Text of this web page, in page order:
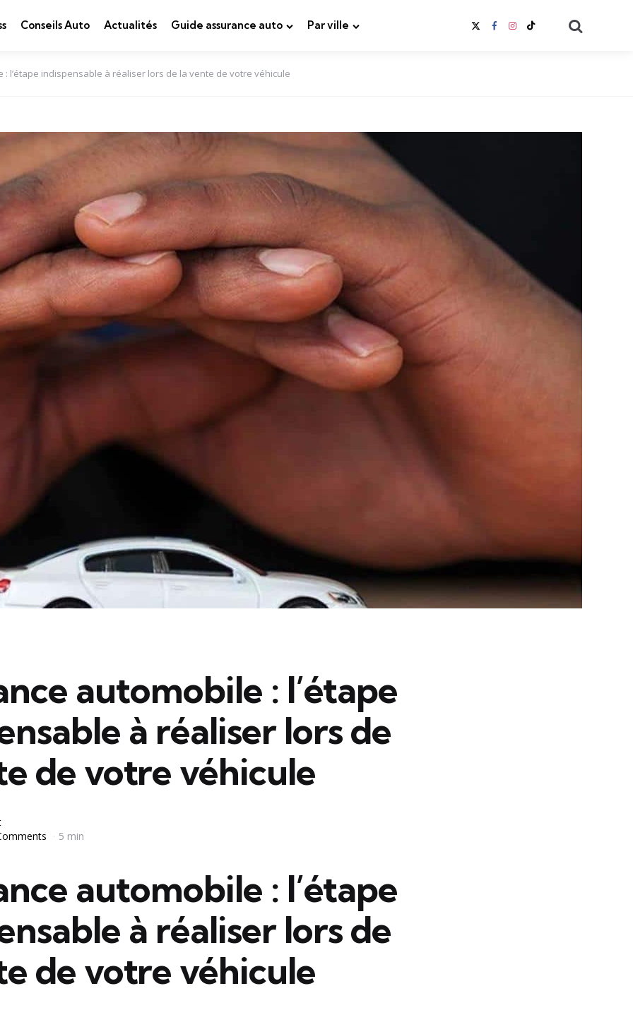
Conseils Auto Actualités Guide assurance auto Par ville
: l’étape indispensable à réaliser lors de la vente de votre véhicule
automobile : l’étape
à réaliser lors de
de votre véhicule
5 min
automobile : l’étape
à réaliser lors de
de votre véhicule